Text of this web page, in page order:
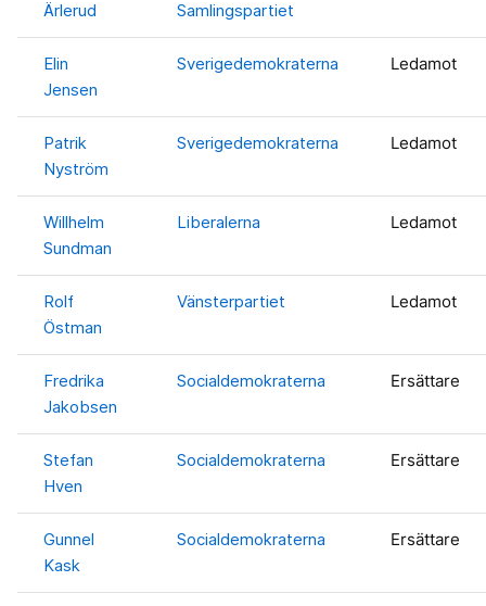
Ärlerud
Samlingspartiet
Elin
Jensen
Sverigedemokraterna Ledamot
Patrik
Nyström
Sverigedemokraterna Ledamot
Willhelm
Sundman
Liberalerna Ledamot
Rolf
Östman
Vänsterpartiet Ledamot
Fredrika
Jakobsen
Socialdemokraterna Ersättare
Stefan
Hven
Socialdemokraterna Ersättare
Gunnel
Kask
Socialdemokraterna Ersättare